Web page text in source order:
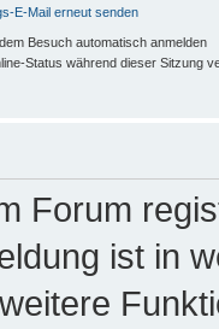
E-Mail erneut senden
Besuch automatisch anmelden
Status während dieser Sitzung
Forum
ist in